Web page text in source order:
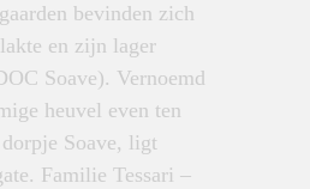
bevinden zich
en zijn lager
Soave). Vernoemd
heuvel even ten
Soave, ligt
Familie Tessari –